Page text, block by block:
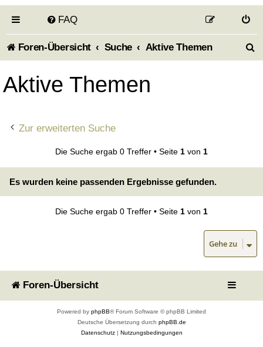
FAQ
Foren-Übersicht Suche Aktive Themen
Aktive Themen
Zur erweiterten Suche
Die Suche ergab 0 Treffer • Seite 1 von 1
Es wurden keine passenden Ergebnisse gefunden.
Die Suche ergab 0 Treffer • Seite 1 von 1
Gehe zu
Foren-Übersicht
Powered by phpBB® Forum Software © phpBB Limited
Deutsche Übersetzung durch phpBB.de
Datenschutz| Nutzungsbedingungen